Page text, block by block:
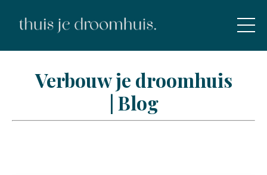
Verbouw je droomhuis
| Blog